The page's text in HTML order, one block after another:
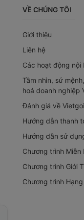
VỀ CHÚNG TÔI
Giới thiệu
Liên hệ
Các hoạt động nội
Tầm nhìn, sứ
hoá doanh nghiệp
Đánh giá về
Hướng dẫn thanh
Hướng dẫn sử
Chương trình Miễn
Chương trình Giới
Chương trình